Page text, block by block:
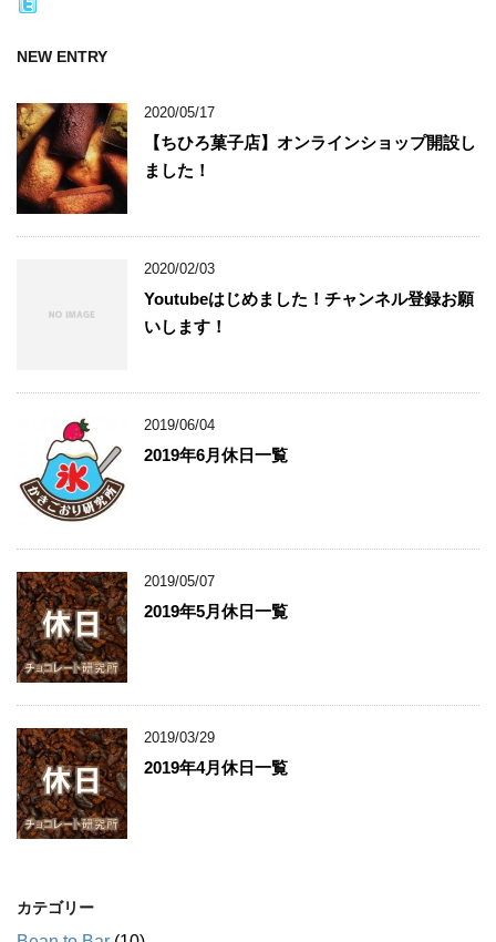
NEW ENTRY
2020/05/17
【ちひろ菓子店】オンラインショップ開設し
ました！
2020/02/03
Youtubeはじめました！チャンネル登録お願
いします！
2019/06/04
2019年6月休日一覧
2019/05/07
2019年5月休日一覧
2019/03/29
2019年4月休日一覧
カテゴリー